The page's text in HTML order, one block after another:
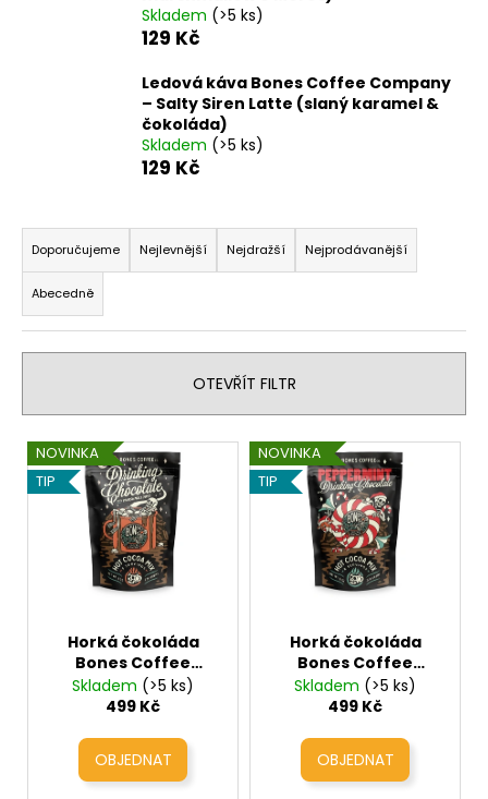
Skladem (>5 ks)
129 Kč
Ledová káva Bones Coffee Company
– Salty Siren Latte (slaný karamel &
čokoláda)
Skladem (>5 ks)
129 Kč
Ř
a
z
e
n
r
o
d
Doporučujeme Nejlevnější Nejdražší Nejprodávanější
Abecedně
OTEVŘÍT FILTR
V
ý
NOVINKA
TIP
Horká čokoláda
Bones Coffee
Company - Drinking
Chocolate with
(horká čokoláda s
mini marshmallow)
Skladem (>5 ks)
499 Kč
NOVINKA
TIP
Horká čokoláda
Bones Coffee
Company -
Peppermint Drinking
čokoláda s mátou)
Skladem (>5 ks)
499 Kč